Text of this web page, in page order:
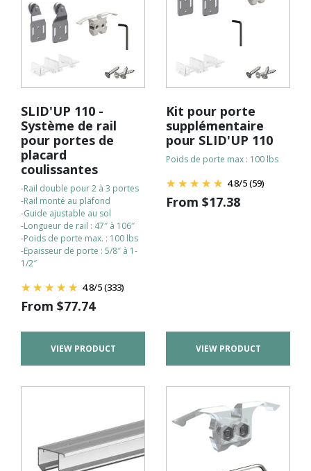
SLID'UP 110 -
Système de rail
pour portes de
placard
coulissantes
-Rail double pour 2 à 3 portes
-Rail monté au plafond
-Guide ajustable au sol
-Longueur de rail : 47″ à 106″
-Poids de porte max. : 100 lbs
-Epaisseur de porte : 5/8″ à 1-
1/2″
4.8/5(333)
From $77.74
VIEW PRODUCT
Kit pour porte
supplémentaire
pour SLID'UP 110
Poids de porte max : 100 lbs
4.8/5(59)
From $17.38
VIEW PRODUCT